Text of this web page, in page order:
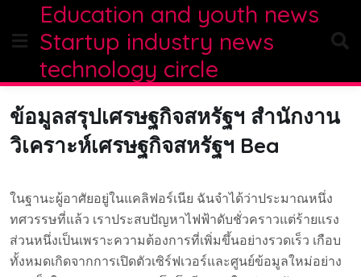
content
Education and youth news
Startup industry news
technology circle
ข้อมูลสรุปเศรษฐกิจสหรัฐฯ สำนักงาน
วิเคราะห์เศรษฐกิจสหรัฐฯ Bea
ในฐานะผู้อาศัยอยู่ในแคลิฟอร์เนีย ฉันจำได้ว่าประมาณหนึ่ง
ทศวรรษที่แล้ว เราประสบปัญหาไฟฟ้าดับชั่วคราวแต่ร้ายแรง
ส่วนหนึ่งเป็นเพราะความต้องการที่เพิ่มขึ้นอย่างรวดเร็ว เกือบ
ทั้งหมดเกิดจากการเปิดตัวเซิร์ฟเวอร์และศูนย์ข้อมูลใหม่อย่าง